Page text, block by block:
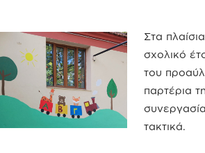
Στα
σχολικό
του
παρτέρια
τακτικά.